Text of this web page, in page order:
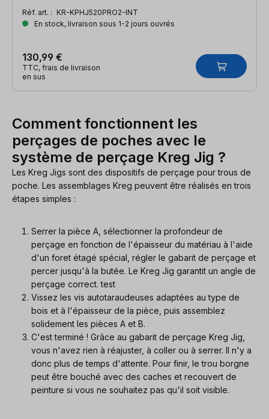
Réf. art. : KR-KPHJ520PRO2-INT
En stock, livraison sous 1-2 jours ouvrés
130,99 €
TTC, frais de livraison
en sus
Comment fonctionnent les
perçages de poches avec le
système de perçage Kreg Jig ?
Les Kreg Jigs sont des dispositifs de perçage pour trous de
poche. Les assemblages Kreg peuvent être réalisés en trois
étapes simples :
Serrer la pièce A, sélectionner la profondeur de
perçage en fonction de l'épaisseur du matériau à l'aide
d'un foret étagé spécial, régler le gabarit de perçage et
percer jusqu'à la butée. Le Kreg Jig garantit un angle de
perçage correct. test
Vissez les vis autotaraudeuses adaptées au type de
bois et à l'épaisseur de la pièce, puis assemblez
solidement les pièces A et B.
C'est terminé ! Grâce au gabarit de perçage Kreg Jig,
vous n'avez rien à réajuster, à coller ou à serrer. Il n'y a
donc plus de temps d'attente. Pour finir, le trou borgne
peut être bouché avec des caches et recouvert de
peinture si vous ne souhaitez pas qu'il soit visible.